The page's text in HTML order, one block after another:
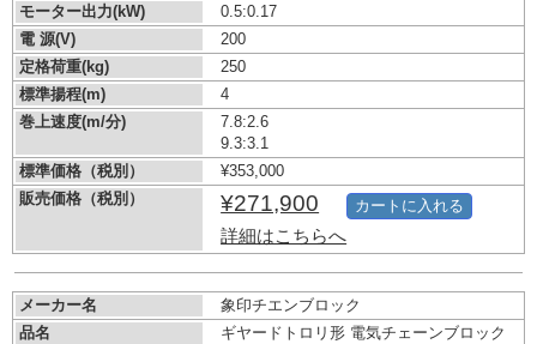
モーター出力(kW)
0.5:0.17
電 源(V)
200
定格荷重(kg)
250
標準揚程(m)
4
巻上速度(m/分)
7.8:2.6
9.3:3.1
標準価格（税別）
¥353,000
販売価格（税別）
¥271,900
詳細はこちらへ
カートに入れる
メーカー名
象印チエンブロック
品名
ギヤードトロリ形 電気チェーンブロック